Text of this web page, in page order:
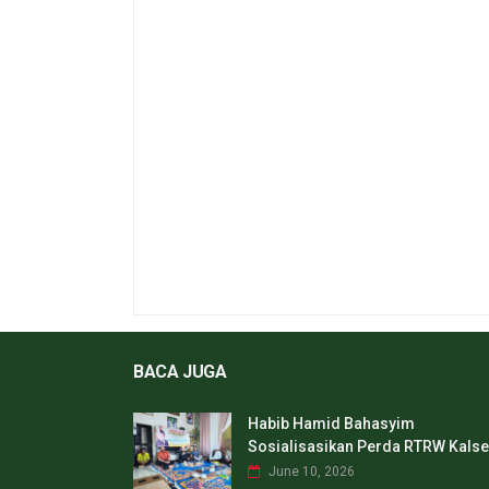
BACA JUGA
Habib Hamid Bahasyim
Sosialisasikan Perda RTRW
June 10, 2026